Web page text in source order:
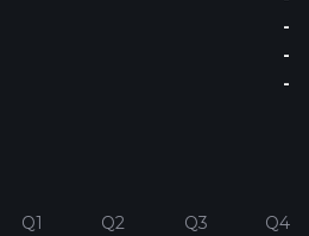
-
-
-
Q1 Q2 Q3 Q4